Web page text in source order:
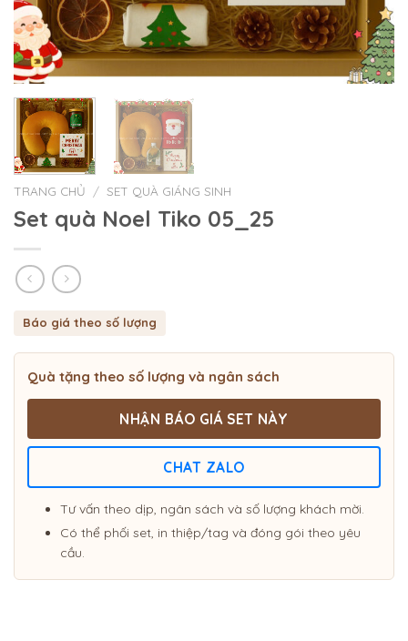
TRANG CHỦ / SET QUÀ GIÁNG SINH
Set quà Noel Tiko 05_25
Báo giá theo số lượng
Quà tặng theo số lượng và ngân sách
NHẬN BÁO GIÁ SET NÀY
CHAT ZALO
Tư vấn theo dịp, ngân sách và số lượng khách mời.
Có thể phối set, in thiệp/tag và đóng gói theo yêu
cầu.